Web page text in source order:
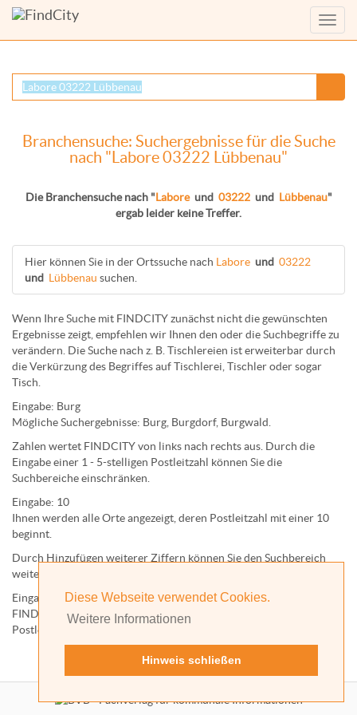
Diese Webseite verwendet Cookies.
Weitere Informationen
Hinweis schließen
Menü
Branchensuche: Suchergebnisse für die Suche
nach "Labore 03222 Lübbenau"
Die Branchensuche nach "Labore und 03222 und Lübbenau"
ergab leider keine Treffer.
Hier können Sie in der Ortssuche nach Labore und 03222
und Lübbenau suchen.
Wenn Ihre Suche mit FINDCITY zunächst nicht die gewünschten
Ergebnisse zeigt, empfehlen wir Ihnen den oder die Suchbegriffe zu
verändern. Die Suche nach z. B. Tischlereien ist erweiterbar durch
die Verkürzung des Begriffes aufTischlerei Tischleroder sogar
Tisch
Eingabe: Burg
Mögliche Suchergebnisse: Burg Burgdorf, Burgwald.
Zahlen wertet FINDCITY von links nach rechts aus. Durch die
Eingabe einer 1 - 5-stelligen Postleitzahl können Sie die
Suchbereiche einschränken.
Eingabe: 10
Ihnen werden alle Orteangezeigt, deren Postleitzahl mit einer 10
beginnt.
Durch Hinzufügen weiterer Ziffern können Sie den Suchbereich
weiter einschränken.
Eingabe:
10585
FINDCITY präsentiert Ihnen ausschließlich die zu dieser
Postleitzahl gehörende Kommune; in diesem Fall Berlin.